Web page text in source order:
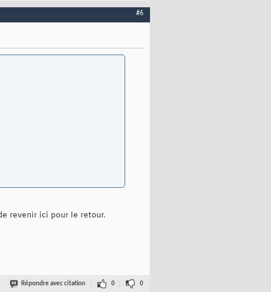
#6
revenir ici pour le retour.
Répondre avec citation 0 0